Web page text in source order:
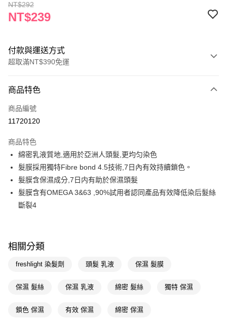
NT$292
NT$239
付款與運送方式
超取滿NT$390免運
POYA支付
信用卡一次付款
LINE Pay
Apple Pay
街口支付
悠遊付
AFTEE先享後付
【關於「AFTEE先享後付」】
便利好安心！
２．便利：只要手機號碼，簡訊認證，即可結帳。
３．安心：先確認商品／服務後，再付款。
商品特色
商品編號
11720120
商品特色
綿密乳液質地,適用於亞洲人頭髮,更均匀染色
髮膜採用獨特Fibre bond 4.5技術,7日內有效持續鎖色。
髮膜含保濕成分,7日内有助於保濕頭髮
髮膜含有OMEGA 3&63 ,90%試用者認同產品有效降低染后髮絲
斷裂4
相關分類
freshlight 染髮劑 頭髮 乳液 保濕 髮膜
保濕 髮絲 保濕 乳液 綿密 髮絲 獨特 保濕
鎖色 保濕 有效 保濕 綿密 保濕